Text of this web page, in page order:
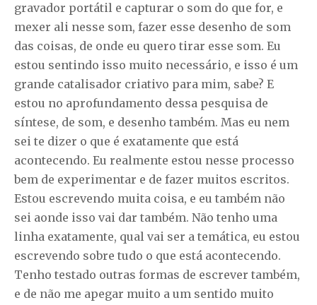
gravador portátil e capturar o som do que for, e
mexer ali nesse som, fazer esse desenho de som
das coisas, de onde eu quero tirar esse som. Eu
estou sentindo isso muito necessário, e isso é um
grande catalisador criativo para mim, sabe? E
estou no aprofundamento dessa pesquisa de
síntese, de som, e desenho também. Mas eu nem
sei te dizer o que é exatamente que está
acontecendo. Eu realmente estou nesse processo
bem de experimentar e de fazer muitos escritos.
Estou escrevendo muita coisa, e eu também não
sei aonde isso vai dar também. Não tenho uma
linha exatamente, qual vai ser a temática, eu estou
escrevendo sobre tudo o que está acontecendo.
Tenho testado outras formas de escrever também,
e de não me apegar muito a um sentido muito